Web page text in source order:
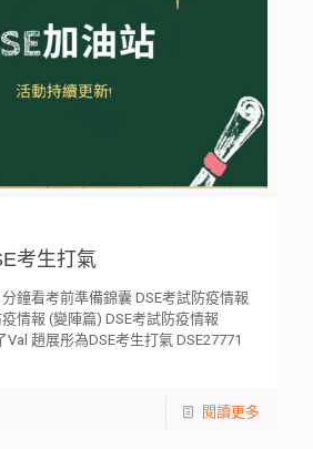
考生打氣
鐘看考前準備錦囊 DSE考試防疫情報
情報 (變陣篇) DSE考試防疫情報
Val 趙展彤為DSE考生打氣 DSE27771
閱讀更多